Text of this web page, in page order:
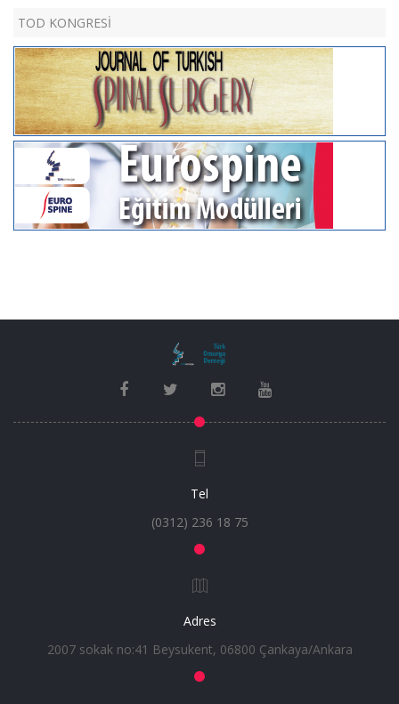
TOD KONGRESİ
Tel
(0312) 236 18 75
Adres
2007 sokak no:41 Beysukent, 06800 Çankaya/Ankara